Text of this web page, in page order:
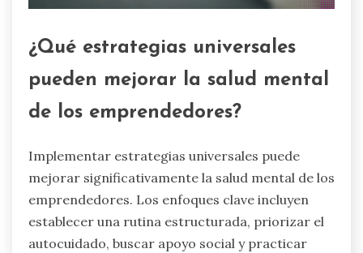
¿Qué estrategias universales
pueden mejorar la salud mental
de los emprendedores?
Implementar estrategias universales puede
mejorar significativamente la salud mental de los
emprendedores. Los enfoques clave incluyen
establecer una rutina estructurada, priorizar el
autocuidado, buscar apoyo social y practicar